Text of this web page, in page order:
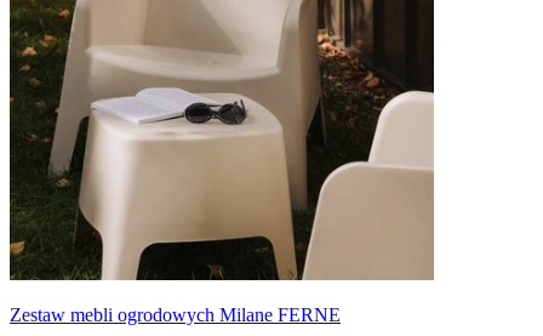
Zestaw mebli ogrodowych Milane FERNE